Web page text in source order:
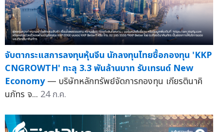
จับตากระแสการลงทุนหุ้นจีน นักลงทุนไทยซื้อกองทุน 'KKP
CNGROWTH' ทะลุ 3.3 พันล้านบาท รับเทรนด์ New
Economy — บริษัทหลักทรัพย์จัดการกองทุน เกียรตินาคิ
นภัทร จ... 24 ก.ค.